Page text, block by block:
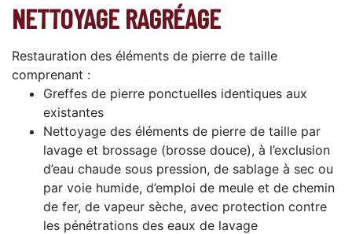
NETTOYAGE RAGRÉAGE
Restauration des éléments de pierre de taille
comprenant :
Greffes de pierre ponctuelles identiques aux
existantes
Nettoyage des éléments de pierre de taille par
lavage et brossage (brosse douce), à l’exclusion
d’eau chaude sous pression, de sablage à sec ou
par voie humide, d’emploi de meule et de chemin
de fer, de vapeur sèche, avec protection contre
les pénétrations des eaux de lavage